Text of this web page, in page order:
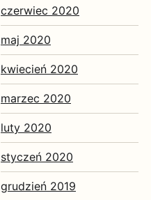
czerwiec 2020
maj 2020
kwiecień 2020
marzec 2020
luty 2020
styczeń 2020
grudzień 2019